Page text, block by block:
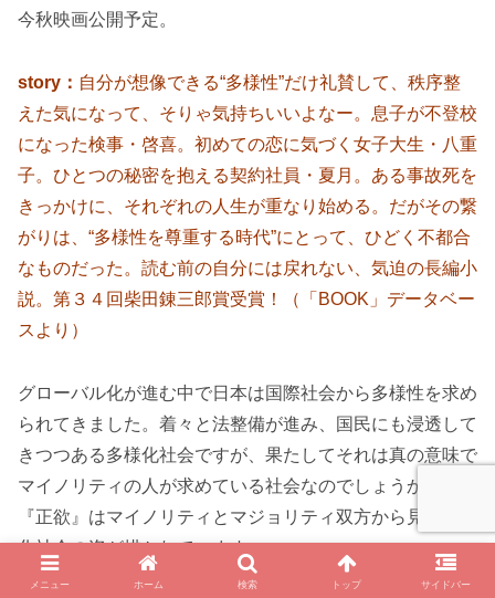
今秋映画公開予定。
story： 自分が想像できる“多様性”だけ礼賛して、秩序整
えた気になって、そりゃ気持ちいいよなー。息子が不登校
になった検事・啓喜。初めての恋に気づく女子大生・八重
子。ひとつの秘密を抱える契約社員・夏月。ある事故死を
きっかけに、それぞれの人生が重なり始める。だがその繋
がりは、“多様性を尊重する時代”にとって、ひどく不都合
なものだった。読む前の自分には戻れない、気迫の長編小
説。第３４回柴田錬三郎賞受賞！（「BOOK」データベー
スより）
グローバル化が進む中で日本は国際社会から多様性を求め
られてきました。着々と法整備が進み、国民にも浸透して
きつつある多様化社会ですが、果たしてそれは真の意味で
マイノリティの人が求めている社会なのでしょうか。この
『正欲』はマイノリティとマジョリティ双方から見た多様
化社会の姿が描かれています。
メニュー ホーム 検索 トップ サイドバー